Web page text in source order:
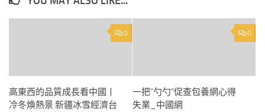
0
高東西的品質成長看中國丨
冷冬煥熱景 新疆冰雪經濟台
0
一把“勺勺”促查包養網心得
失業_中國網